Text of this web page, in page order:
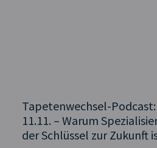
Tapetenwechsel-
11.11. – Warum
der Schlüssel zur Zukunft